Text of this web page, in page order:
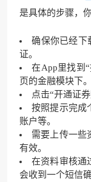
是具体的步骤，
确保你已经下
证。
在App里找到
页的金融模块下。
点击“开通证
按照提示完成
账户等。
需要上传一些
有效。
在资料审核通
会收到一个短信确